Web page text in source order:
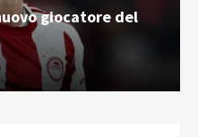
giocatore del